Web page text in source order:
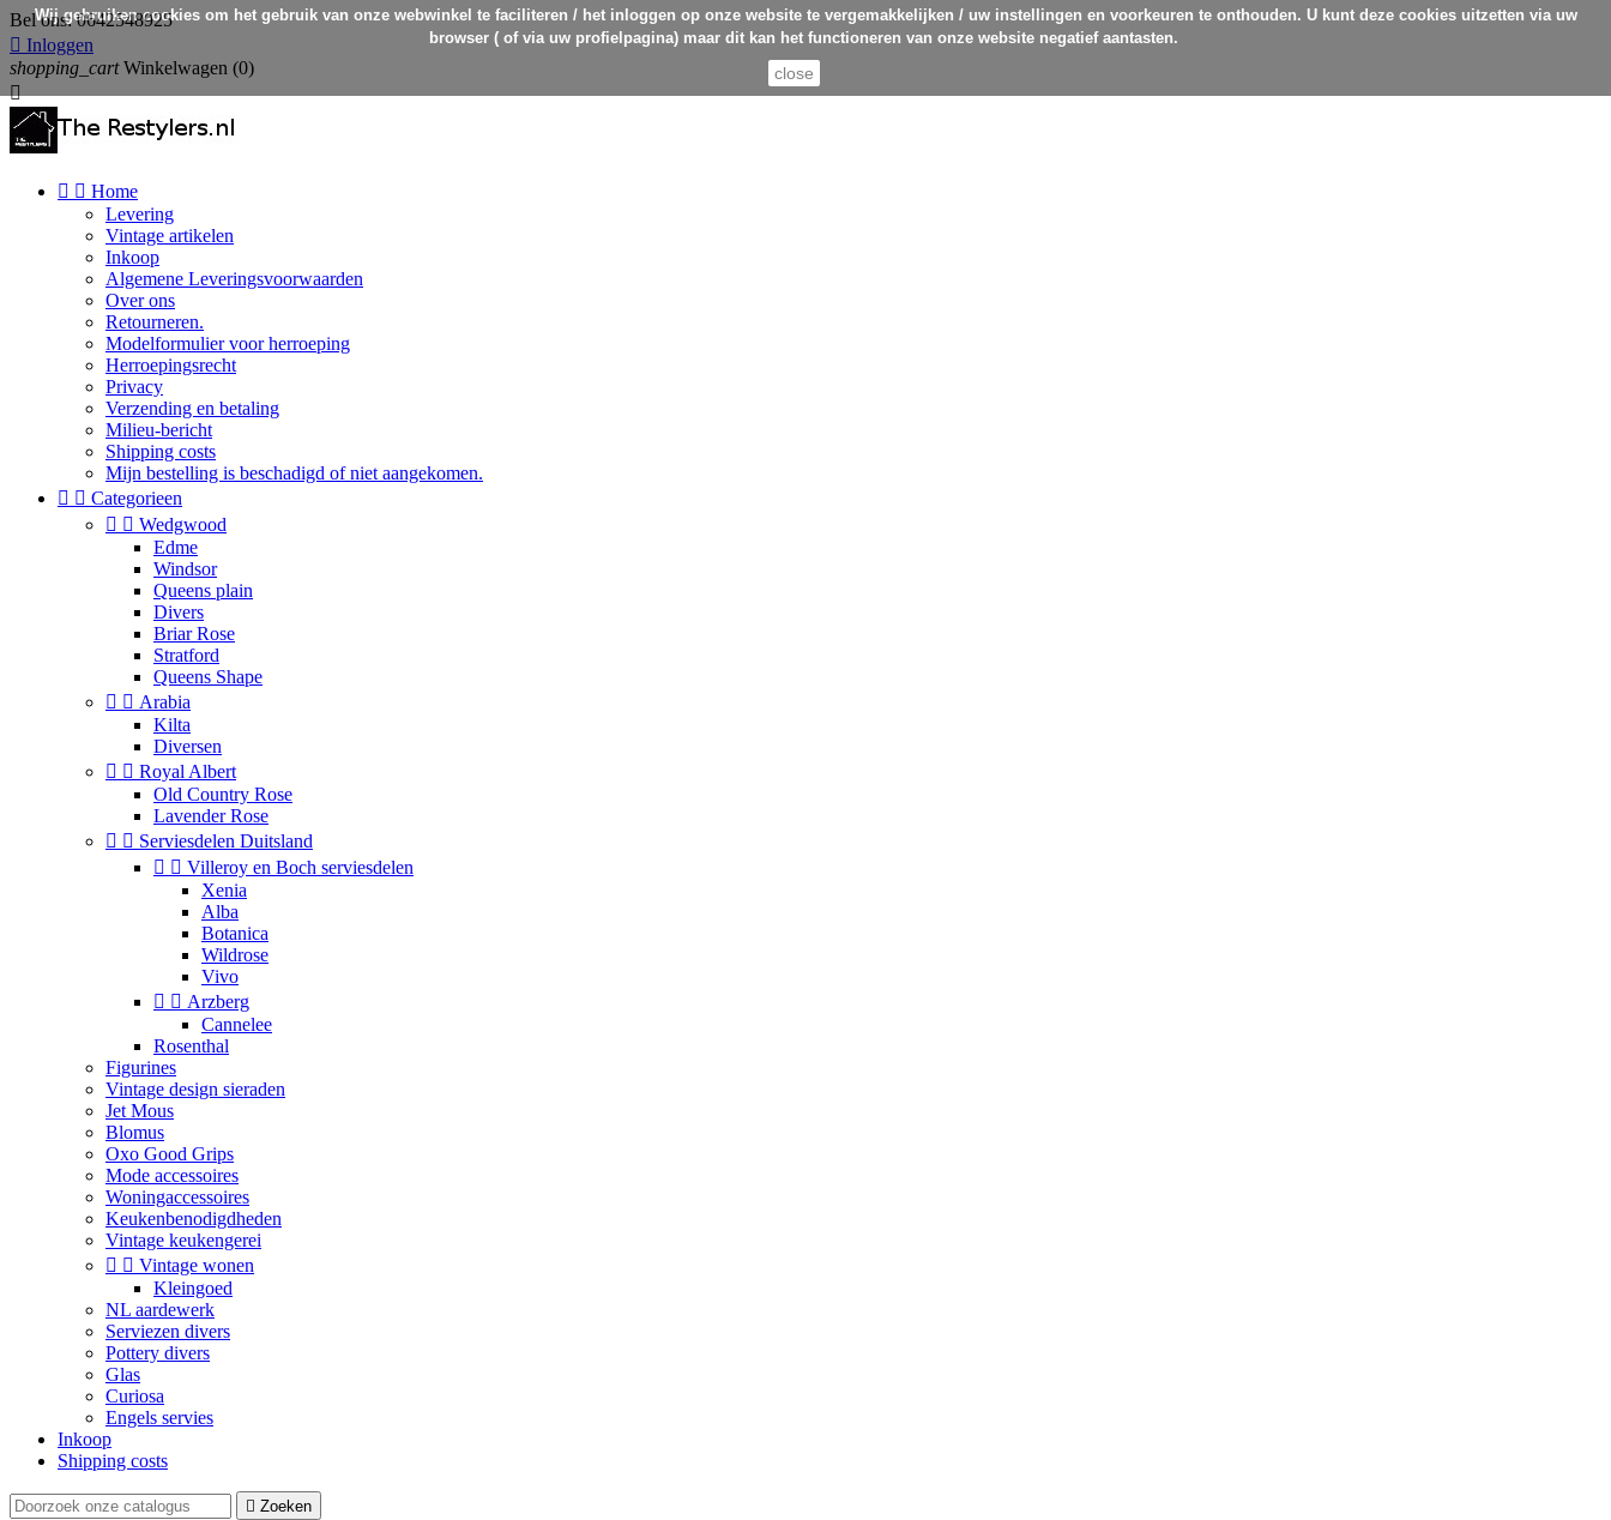
Bel ons:0642548925
 Inloggen
shopping_cart Winkelwagen (0)

  Home
Levering
Vintage artikelen
Inkoop
Algemene Leveringsvoorwaarden
Over ons
Retourneren.
Modelformulier voor herroeping
Herroepingsrecht
Privacy
Verzending en betaling
Milieu-bericht
Shipping costs
Mijn bestelling is beschadigd of niet aangekomen.
  Categorieen
  Wedgwood
Edme
Windsor
Queens plain
Divers
Briar Rose
Stratford
Queens Shape
  Arabia
Kilta
Diversen
  Royal Albert
Old Country Rose
Lavender Rose
  Serviesdelen Duitsland
  Villeroy en Boch serviesdelen
Xenia
Alba
Botanica
Wildrose
Vivo
  Arzberg
Cannelee
Rosenthal
Figurines
Vintage design sieraden
Jet Mous
Blomus
Oxo Good Grips
Mode accessoires
Woningaccessoires
Keukenbenodigdheden
Vintage keukengerei
  Vintage wonen
Kleingoed
NL aardewerk
Serviezen divers
Pottery divers
Glas
Curiosa
Engels servies
Inkoop
Shipping costs
 Zoeken
Wij gebruiken cookies om het gebruik van onze webwinkel te faciliteren / het inloggen op onze website te vergemakkelijken / uw instellingen en voorkeuren te onthouden. U kunt deze cookies uitzetten via uw
browser ( of via uw profielpagina) maar dit kan het functioneren van onze website negatief aantasten.
close